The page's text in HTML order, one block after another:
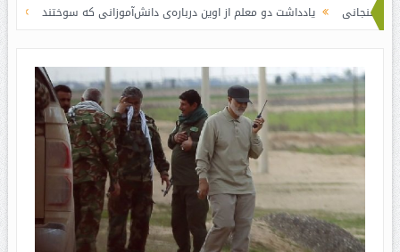
یادداشت دو معلم از اوین درباره‌ی دانش‌آموزانی که سوختند نقدی بر سند